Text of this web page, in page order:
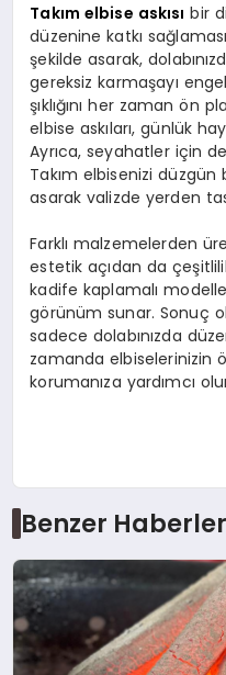
Takım elbise askısı bir
düzenine katkı
şekilde asarak,
gereksiz karmaşayı
şıklığını her zaman ön
elbise askıları, günlük
Ayrıca, seyahatler için
Takım elbisenizi düzgün
asarak valizde yerden
Farklı malzemelerden
estetik açıdan da
kadife kaplamalı
görünüm sunar. Sonuç
sadece dolabınızda
zamanda elbiselerinizin
korumanıza yardımcı
Benzer Haberler